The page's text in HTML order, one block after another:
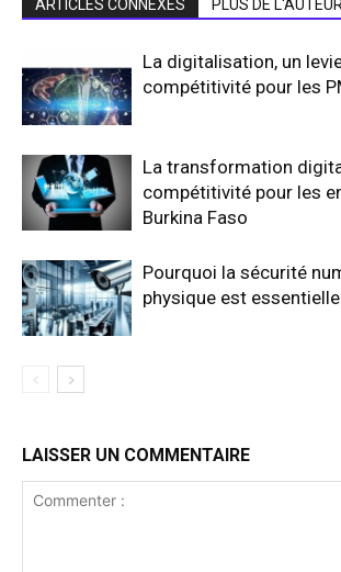
ARTICLES CONNEXES PLUS DE L'AUTEUR
La digitalisation, un
compétitivité pour les
La transformation
compétitivité pour les
Burkina Faso
Pourquoi la sécurité
physique est essentielle
LAISSER UN COMMENTAIRE